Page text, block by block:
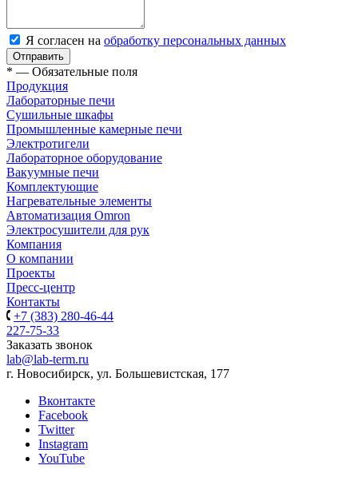
Я согласен на обработку персональных данных
Отправить
* — Обязательные поля
Продукция
Лабораторные печи
Сушильные шкафы
Промышленные камерные печи
Электротигели
Лабораторное оборудование
Вакуумные печи
Комплектующие
Нагревательные элементы
Автоматизация Omron
Электросушители для рук
Компания
О компании
Проекты
Пресс-центр
Контакты
+7 (383) 280-46-44
227-75-33
Заказать звонок
lab@lab-term.ru
г. Новосибирск, ул. Большевистская, 177
Вконтакте
Facebook
Twitter
Instagram
YouTube